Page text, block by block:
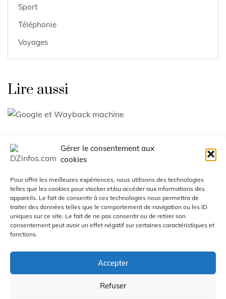
Gérer le consentement aux
cookies
Pour offrir les meilleures expériences, nous utilisons des technologies
telles que les cookies pour stocker et/ou accéder aux informations des
appareils. Le fait de consentir à ces technologies nous permettra de
traiter des données telles que le comportement de navigation ou les ID
uniques sur ce site. Le fait de ne pas consentir ou de retirer son
consentement peut avoir un effet négatif sur certaines caractéristiques et
fonctions.
Accepter
Refuser
Sport
Téléphonie
Voyages
Lire aussi
Le Web caché de Google
Octenium : panique chez
l’hébergeur
Juin 18, 2026